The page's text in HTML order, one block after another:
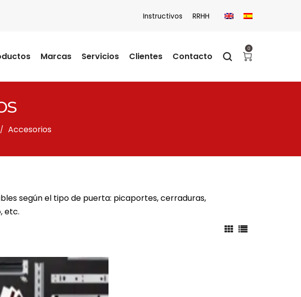
Instructivos RRHH
Marcas Servicios Clientes Contacto
0
/ Accesorios
según el tipo de puerta: picaportes, cerraduras,
etc.